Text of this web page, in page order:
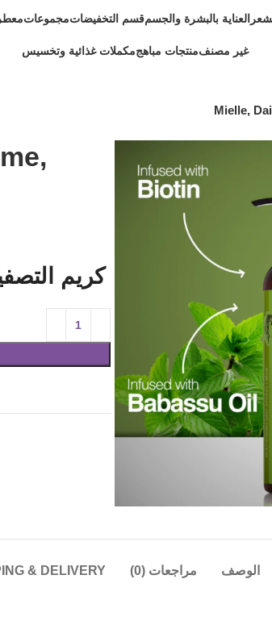
العناية بالبشرة والجسمقسم التخفيضاتمجموعات
غير مصنفمنتجات مباهجمكملات غذائية وتخسيس
Mielle,
كريم
الوصف مراجعات (0) & DELIVERY